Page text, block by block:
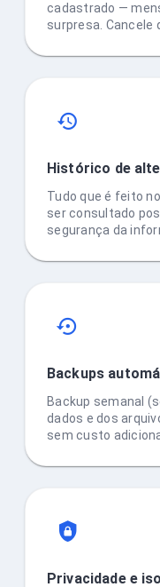
cadastrado —
surpresa. Cancele
Histórico de
Tudo que é feito
ser consultado
segurança da
Backups
Backup semanal
dados e dos
sem custo
Privacidade e